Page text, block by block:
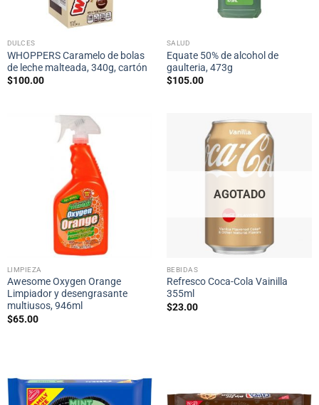
DULCES
WHOPPERS Caramelo de bolas
de leche malteada, 340g, cartón
$100.00
SALUD
Equate 50% de alcohol de
gaulteria, 473g
$105.00
LIMPIEZA
Awesome Oxygen Orange
Limpiador y desengrasante
multiusos, 946ml
$65.00
AGOTADO
BEBIDAS
Refresco Coca-Cola Vainilla
355ml
$23.00